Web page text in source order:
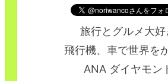
旅行とグルメ大好
飛行機、車で世界を
ANA ダイヤモン